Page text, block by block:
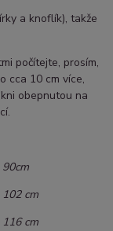
a knoflík), takže
počítejte, prosím,
cca 10 cm více,
obepnutou na
90cm
102 cm
116 cm